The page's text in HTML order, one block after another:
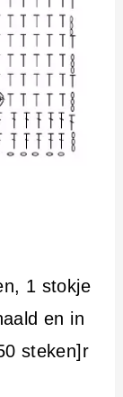
1 stokje
en in
steken]r